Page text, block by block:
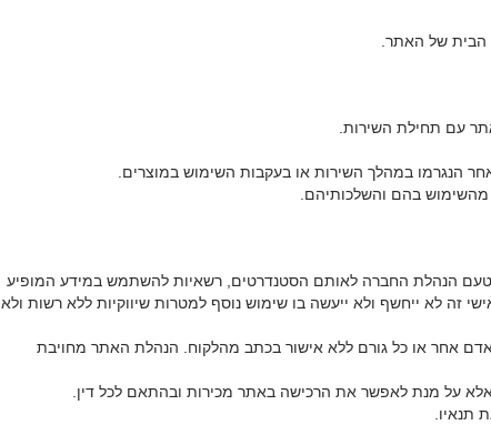
הבית של האתר.
עם תחילת השירות.
הנגרמו במהלך השירות או בעקבות השימוש במוצרים.
בהם והשלכותיהם.
הנהלת החברה לאותם הסטנדרטים, רשאיות להשתמש במידע המופיע
לא ייחשף ולא ייעשה בו שימוש נוסף למטרות שיווקיות ללא רשות ולא
אחר או כל גורם ללא אישור בכתב מהלקוח. הנהלת האתר מחויבת
על מנת לאפשר את הרכישה באתר מכירות ובהתאם לכל דין.
תנאיו.